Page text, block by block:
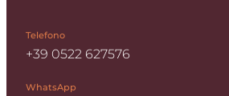
Telefono
+39 0522 627576
WhatsApp